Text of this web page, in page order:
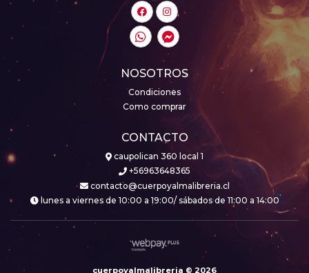
NOSOTROS
Condiciones
Como comprar
CONTACTO
caupolican 360 local 1
+56963648365
contacto@cuerpoyalmalibreria.cl
lunes a viernes de 10:00 a 19:00/ sábados de 11:00 a 14:00
cuerpoyalmalibreria © 2026